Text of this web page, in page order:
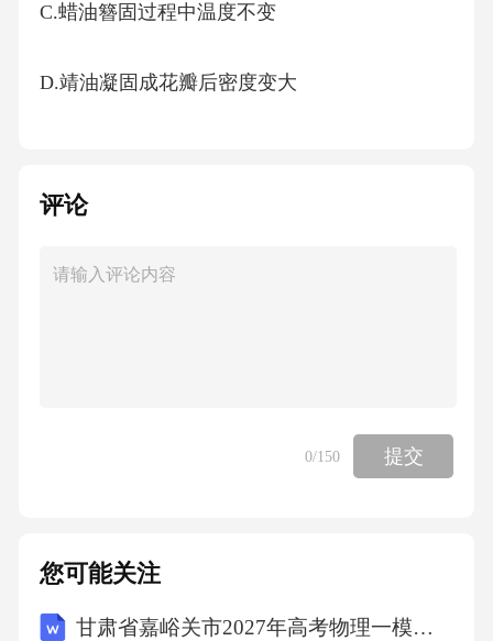
C.蜡油簪固过程中温度不变
D.靖油凝固成花瓣后密度变大
正确的是（）
A.手机摄像头所成的是倒立、缩小的实像
C.长时间看手机使眼睛晶状体的折光能力变
色光混合而成
评论
0/150 提交
您可能关注
甘肃省嘉峪关市2027年高考物理一模试卷（含答案解析）